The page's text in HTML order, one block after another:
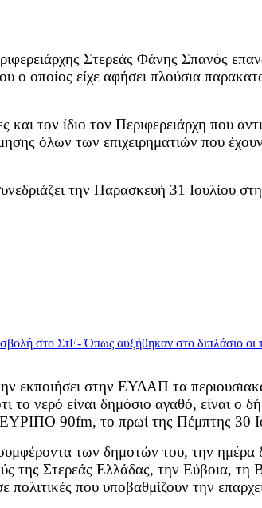
Στερεάς Φάνης Σπανός
οποίος είχε αφήσει πλούσια
τον ίδιο τον Περιφερειάρχη που
όλων των επιχειρηματιών που
την Παρασκευή 31 Ιουλίου
εκποιήσει στην ΕΥΔΑΠ τα
το νερό είναι δημόσιο αγαθό, είναι ο
90fm, το πρωί της Πέμπτης 30
των δημοτών του, την ημέρα
Στερεάς Ελλάδας, την Εύβοια, τη
πολιτικές που υποβαθμίζουν την